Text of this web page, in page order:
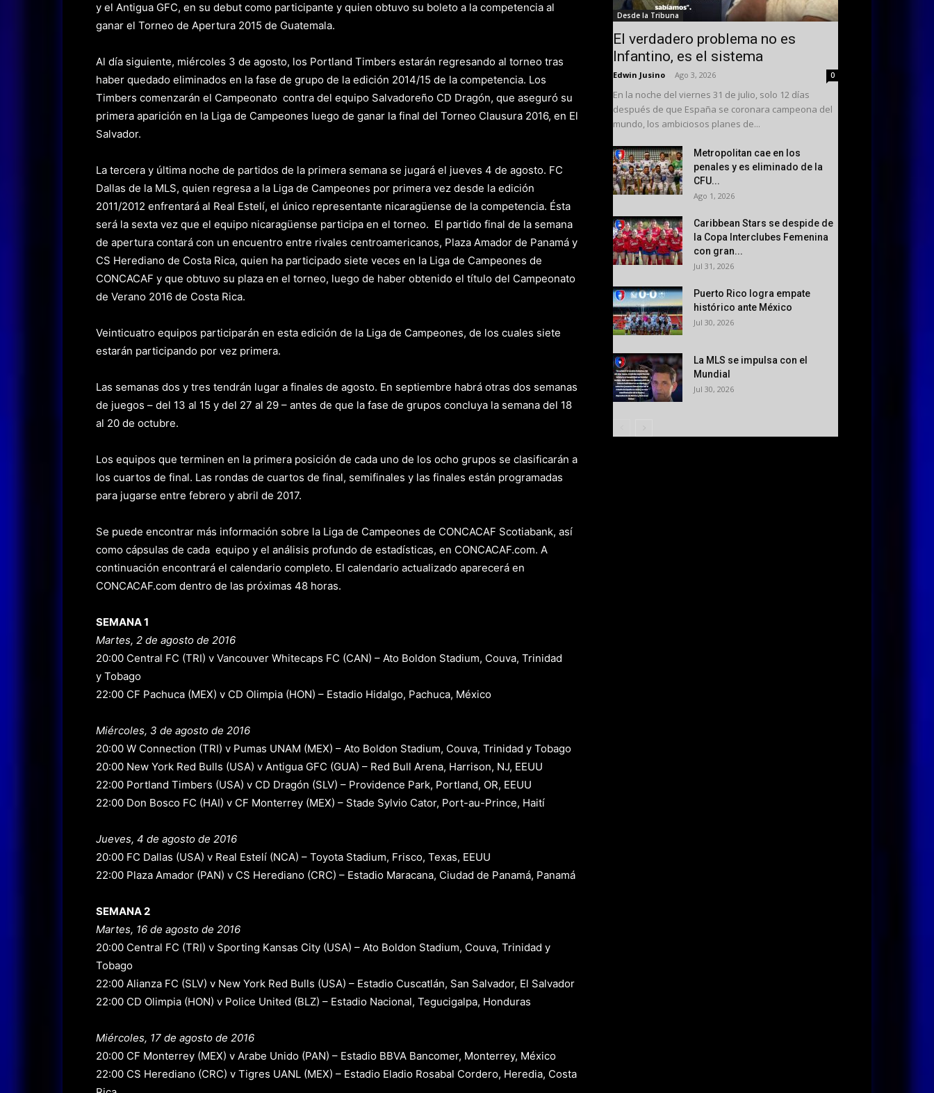
y el Antigua GFC, en su debut como participante y quien obtuvo su boleto a la competencia al
ganar el Torneo de Apertura 2015 de Guatemala.
Al día siguiente, miércoles 3 de agosto, los Portland Timbers estarán regresando al torneo tras
haber quedado eliminados en la fase de grupo de la edición 2014/15 de la competencia. Los
Timbers comenzarán el Campeonato contra del equipo Salvadoreño CD Dragón, que aseguró su
primera aparición en la Liga de Campeones luego de ganar la final del Torneo Clausura 2016, en El
Salvador.
La tercera y última noche de partidos de la primera semana se jugará el jueves 4 de agosto. FC
Dallas de la MLS, quien regresa a la Liga de Campeones por primera vez desde la edición
2011/2012 enfrentará al Real Estelí, el único representante nicaragüense de la competencia. Ésta
será la sexta vez que el equipo nicaragüense participa en el torneo. El partido final de la semana
de apertura contará con un encuentro entre rivales centroamericanos, Plaza Amador de Panamá y
CS Herediano de Costa Rica, quien ha participado siete veces en la Liga de Campeones de
CONCACAF y que obtuvo su plaza en el torneo, luego de haber obtenido el título del Campeonato
de Verano 2016 de Costa Rica.
Veinticuatro equipos participarán en esta edición de la Liga de Campeones, de los cuales siete
estarán participando por vez primera.
Las semanas dos y tres tendrán lugar a finales de agosto. En septiembre habrá otras dos semanas
de juegos – del 13 al 15 y del 27 al 29 – antes de que la fase de grupos concluya la semana del 18
al 20 de octubre.
Los equipos que terminen en la primera posición de cada uno de los ocho grupos se clasificarán a
los cuartos de final. Las rondas de cuartos de final, semifinales y las finales están programadas
para jugarse entre febrero y abril de 2017.
Se puede encontrar más información sobre la Liga de Campeones de CONCACAF Scotiabank, así
como cápsulas de cada equipo y el análisis profundo de estadísticas, en CONCACAF.com. A
continuación encontrará el calendario completo. El calendario actualizado aparecerá en
CONCACAF.com dentro de las próximas 48 horas.
SEMANA 1
Martes, 2 de agosto de 2016
20:00 Central FC (TRI) v Vancouver Whitecaps FC (CAN) – Ato Boldon Stadium, Couva, Trinidad
y Tobago
22:00 CF Pachuca (MEX) v CD Olimpia (HON) – Estadio Hidalgo, Pachuca, México
Miércoles, 3 de agosto de 2016
20:00 W Connection (TRI) v Pumas UNAM (MEX) – Ato Boldon Stadium, Couva, Trinidad y Tobago
20:00 New York Red Bulls (USA) v Antigua GFC (GUA) – Red Bull Arena, Harrison, NJ, EEUU
22:00 Portland Timbers (USA) v CD Dragón (SLV) – Providence Park, Portland, OR, EEUU
22:00 Don Bosco FC (HAI) v CF Monterrey (MEX) – Stade Sylvio Cator, Port-au-Prince, Haití
Jueves, 4 de agosto de 2016
20:00 FC Dallas (USA) v Real Estelí (NCA) – Toyota Stadium, Frisco, Texas, EEUU
22:00 Plaza Amador (PAN) v CS Herediano (CRC) – Estadio Maracana, Ciudad de Panamá, Panamá
SEMANA 2
Martes, 16 de agosto de 2016
20:00 Central FC (TRI) v Sporting Kansas City (USA) – Ato Boldon Stadium, Couva, Trinidad y
Tobago
22:00 Alianza FC (SLV) v New York Red Bulls (USA) – Estadio Cuscatlán, San Salvador, El Salvador
22:00 CD Olimpia (HON) v Police United (BLZ) – Estadio Nacional, Tegucigalpa, Honduras
Miércoles, 17 de agosto de 2016
20:00 CF Monterrey (MEX) v Arabe Unido (PAN) – Estadio BBVA Bancomer, Monterrey, México
22:00 CS Herediano (CRC) v Tigres UANL (MEX) – Estadio Eladio Rosabal Cordero, Heredia, Costa
Desde la Tribuna
El verdadero problema no es
Infantino, es el sistema
Edwin Jusino Ago 3, 2026 0
En la noche del viernes 31 de julio, solo 12 días
después de que España se coronara campeona del
mundo, los ambiciosos planes de...
Metropolitan cae en los
penales y es eliminado de la
CFU...
Ago 1, 2026
Caribbean Stars se despide de
la Copa Interclubes Femenina
con gran...
Jul 31, 2026
Puerto Rico logra empate
histórico ante México
Jul 30, 2026
La MLS se impulsa con el
Mundial
Jul 30, 2026